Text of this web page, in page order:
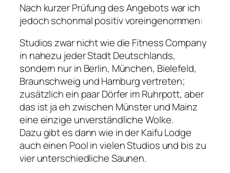
Nach kurzer Prüfung des Angebots war ich
jedoch schonmal positiv voreingenommen:
Studios zwar nicht wie die Fitness Company
in nahezu jeder Stadt Deutschlands,
sondern nur in Berlin, München, Bielefeld,
Braunschweig und Hamburg vertreten;
zusätzlich ein paar Dörfer im Ruhrpott, aber
das ist ja eh zwischen Münster und Mainz
eine einzige unverständliche Wolke.
Dazu gibt es dann wie in der Kaifu Lodge
auch einen Pool in vielen Studios und bis zu
vier unterschiedliche Saunen.